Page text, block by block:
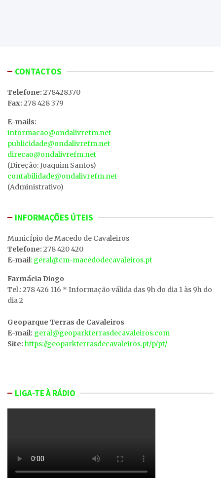
CONTACTOS
Telefone: 278428370
Fax: 278 428 379
E-mails:
informacao@ondalivrefm.net
publicidade@ondalivrefm.net
direcao@ondalivrefm.net
(Direção: Joaquim Santos)
contabilidade@ondalivrefm.net
(Administrativo)
INFORMAÇÕES ÚTEIS
MunicÍpio de Macedo de Cavaleiros
Telefone: 278 420 420
E-mail: geral@cm-macedodecavaleiros.pt
Farmácia Diogo
Tel.: 278 426 116 * Informação válida das 9h do dia 1 às 9h do
dia 2
Geoparque Terras de Cavaleiros
E-mail: geral@geoparkterrasdecavaleiros.com
Site: https://geoparkterrasdecavaleiros.pt/p/pt/
LIGA-TE À RÁDIO